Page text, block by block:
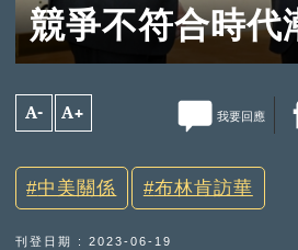
競爭不符合時代
A- A+ 我要回應
中美關係 布林肯訪華
刊登日期 : 2023-06-19